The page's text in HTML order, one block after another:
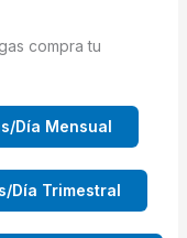
compra tu
Día Mensual
Día Trimestral